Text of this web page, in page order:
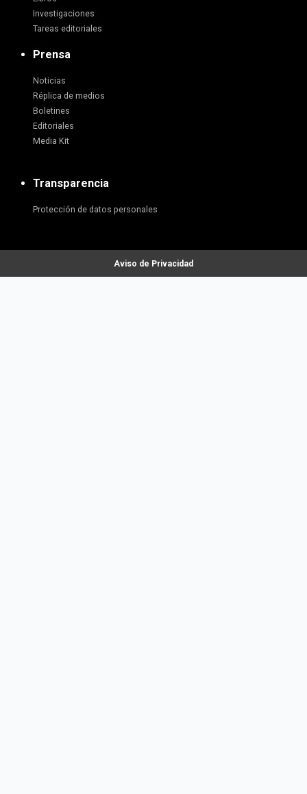
Investigaciones
Tareas editoriales
Prensa
Noticias
Réplica de medios
Boletines
Editoriales
Media Kit
Transparencia
Protección de datos personales
Aviso de Privacidad